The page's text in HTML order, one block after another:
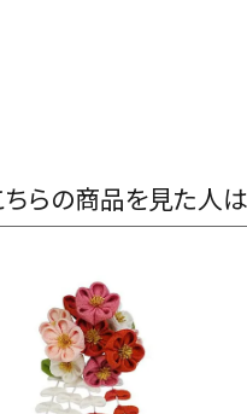
ちらの商品を見た人